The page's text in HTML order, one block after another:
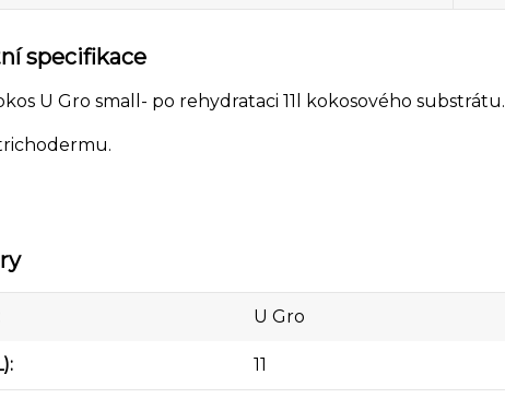
specifikace
U Gro small- po rehydrataci 11l kokosového substrátu.
U Gro
11